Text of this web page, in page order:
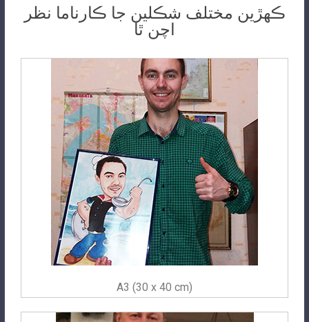
ڪھڙين مختلف شڪلين جا ڪارناما نظر
اچن ٿا
A3 (30 x 40 cm)